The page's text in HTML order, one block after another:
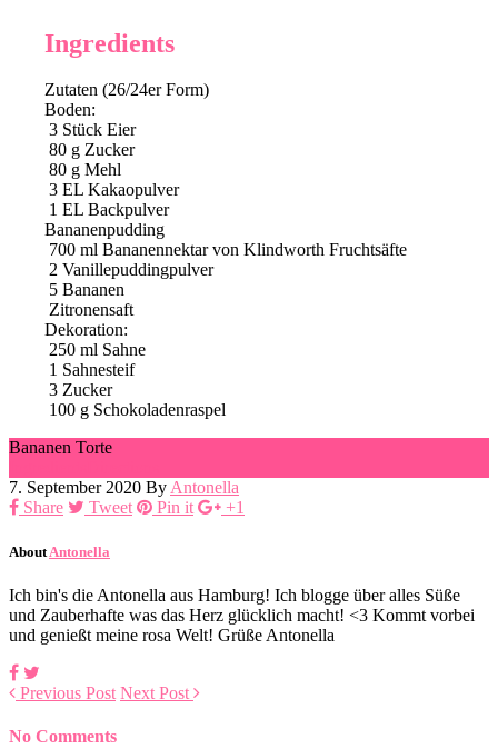
Ingredients
Zutaten (26/24er Form)
Boden:
3 Stück Eier
80 g Zucker
80 g Mehl
3 EL Kakaopulver
1 EL Backpulver
Bananenpudding
700 ml Bananennektar von Klindworth Fruchtsäfte
2 Vanillepuddingpulver
5 Bananen
Zitronensaft
Dekoration:
250 ml Sahne
1 Sahnesteif
3 Zucker
100 g Schokoladenraspel
Bananen Torte
7. September 2020 ByAntonella
Share
Tweet Pin it +1
About Antonella
Ich bin's die Antonella aus Hamburg! Ich blogge über alles Süße
und Zauberhafte was das Herz glücklich macht! <3 Kommt vorbei
und genießt meine rosa Welt! Grüße Antonella
Previous Post Next Post
No Comments